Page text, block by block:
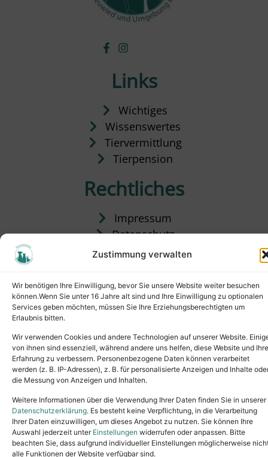
Zustimmung verwalten
Wir benötigen Ihre Einwilligung, bevor Sie unsere Website weiter besuchen
können.Wenn Sie unter 16 Jahre alt sind und Ihre Einwilligung zu optionalen
Services geben möchten, müssen Sie Ihre Erziehungsberechtigten um
Erlaubnis bitten.
Wir verwenden Cookies und andere Technologien auf unserer Website.
von ihnen sind essenziell, während andere uns helfen, diese Website und Ihre
Erfahrung zu verbessern. Personenbezogene Daten können verarbeitet
werden (z. B. IP-Adressen), z. B. für personalisierte Anzeigen und Inhalte
die Messung von Anzeigen und Inhalten.
Weitere Informationen über die Verwendung Ihrer Daten finden Sie in unserer
Datenschutzerklärung. Es besteht keine Verpflichtung, in die Verarbeitung
Ihrer Daten einzuwilligen, um dieses Angebot zu nutzen. Sie können Ihre
Auswahl jederzeit unter Einstellungen widerrufen oder anpassen. Bitte
beachten Sie, dass aufgrund individueller Einstellungen möglicherweise
alle Funktionen der Website verfügbar sind.
Links
Wichtiges
Wissenswertes
Tiervermittlung
Tierpension
Rechtliches
Impressum
Datenschutz
Satzung
Copyright © 2024. All rights reserved.
Tel.: (02631) 55356buero@tierheim-neuwied.de
Ludwigshof 1, 56567 Neuwied